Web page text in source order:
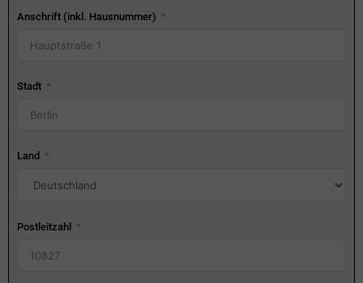
Anschrift (inkl. Hausnummer)
Stadt
Land
Postleitzahl